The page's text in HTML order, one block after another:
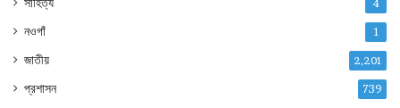
4
নওগাঁ 1
জাতীয় 2,201
প্রশাসন 739